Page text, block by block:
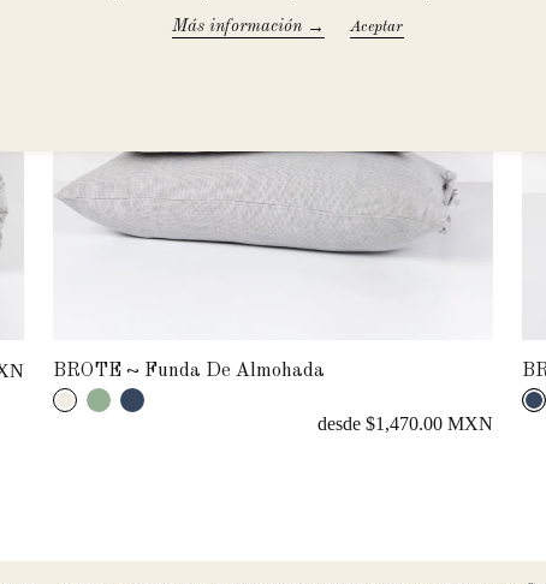
BROTE ~ Funda De Cojín desde $1,560.00 MXN
Más información → Accept All